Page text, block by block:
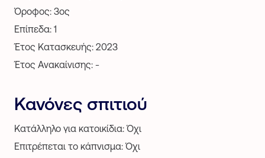
Όροφος: 3ος
Επίπεδα: 1
Έτος Κατασκευής: 2023
Έτος Ανακαίνισης: -
Κανόνες σπιτιού
Κατάλληλο για κατοικίδια: Όχι
Επιτρέπεται το κάπνισμα: Όχι